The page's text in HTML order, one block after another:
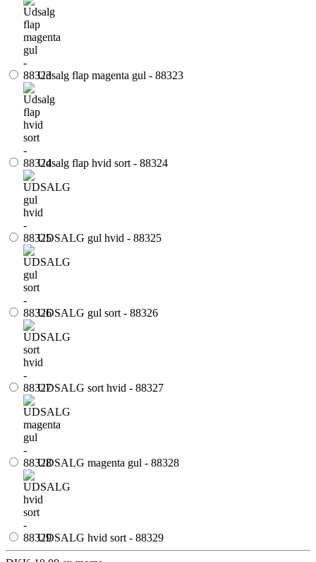
Udsalg flap magenta gul - 88323
Udsalg flap hvid sort - 88324
UDSALG gul hvid - 88325
UDSALG gul sort - 88326
UDSALG sort hvid - 88327
UDSALG magenta gul - 88328
UDSALG hvid sort - 88329